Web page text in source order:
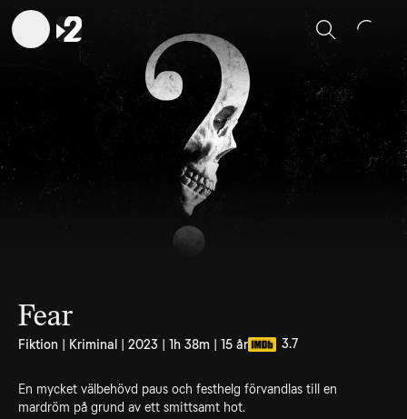
Sök
Fear
Fiktion | Kriminal | 2023 | 1h 38m | 15 år 3.7
En mycket välbehövd paus och festhelg förvandlas till en
mardröm på grund av ett smittsamt hot.